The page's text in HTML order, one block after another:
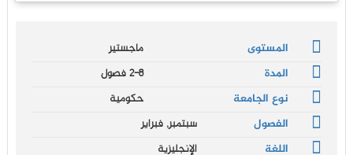
المستوى
ماجستير
المدة
2-8 فصول
نوع الجامعة
حكومية
الفصول
سبتمبر, فبراير
اللغة
الإنجليزية